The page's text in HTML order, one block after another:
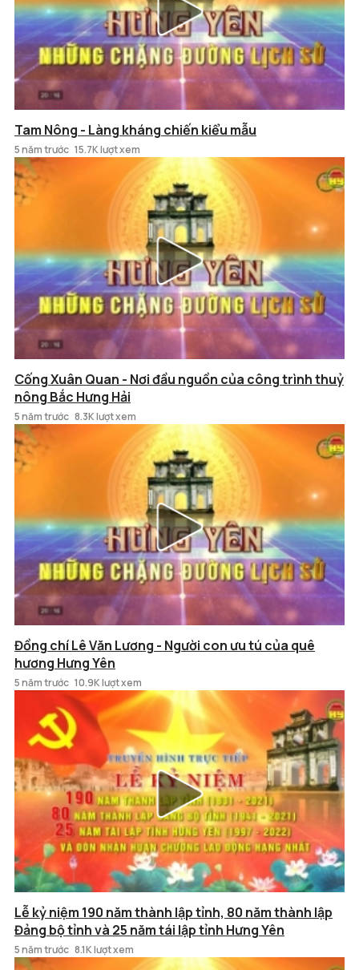
Tam Nông - Làng kháng chiến kiểu mẫu
5 năm trước 15.7K lượt xem
Cống Xuân Quan - Nơi đầu nguồn của công trình thuỷ
nông Bắc Hưng Hải
5 năm trước 8.3K lượt xem
Đồng chí Lê Văn Lương - Người con ưu tú của quê
hương Hưng Yên
5 năm trước 10.9K lượt xem
Lễ kỷ niệm 190 năm thành lập tỉnh, 80 năm thành lập
Đảng bộ tỉnh và 25 năm tái lập tỉnh Hưng Yên
5 năm trước 8.1K lượt xem